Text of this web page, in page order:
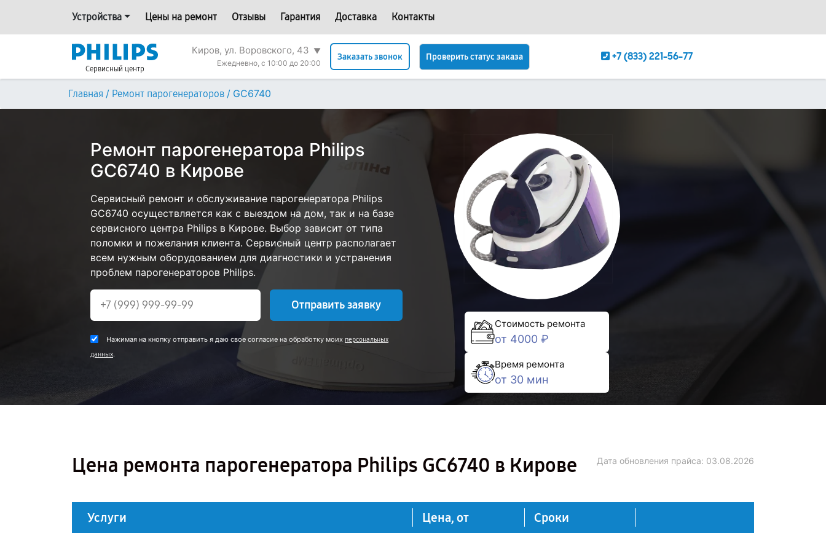
Устройства Цены на ремонт Отзывы Гарантия Доставка Контакты
Сервисный центр
Киров, ул. Воровского, 43 ▼
Ежедневно, с 10:00 до 20:00
Заказать звонок Проверить статус заказа +7 (833) 221-56-77
Главная / Ремонт парогенераторов / GC6740
Ремонт парогенератора Philips
GC6740 в Кирове
Сервисный ремонт и обслуживание парогенератора Philips
GC6740 осуществляется как с выездом на дом, так и на базе
сервисного центра Philips в Кирове. Выбор зависит от типа
поломки и пожелания клиента. Сервисный центр располагает
всем нужным оборудованием для диагностики и устранения
проблем парогенераторов Philips.
Отправить заявку
Нажимая на кнопку отправить я даю свое согласие на обработку моих персональных
данных.
Стоимость ремонта
от 4000 ₽
Время ремонта
от 30 мин
Цена ремонта парогенератора Philips GC6740 в Кирове Дата обновления прайса: 03.08.2026
Услуги Цена, от Сроки